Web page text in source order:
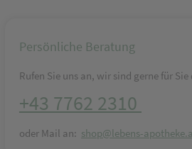
Persönliche Beratung
Rufen Sie uns an, wir sind gerne für Sie
+43 7762 2310
oder Mail an: shop@lebens-